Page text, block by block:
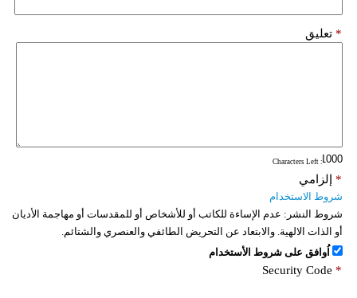
تعليق *
: Characters Left
إلزامي *
شروط الاستخدام
شروط النشر: عدم الإساءة للكاتب أو للأشخاص أو للمقدسات أو مهاجمة الأديان
أو الذات الالهية. والابتعاد عن التحريض الطائفي والعنصري والشتائم.
اُوافق على شروط الأستخدام
Security Code *